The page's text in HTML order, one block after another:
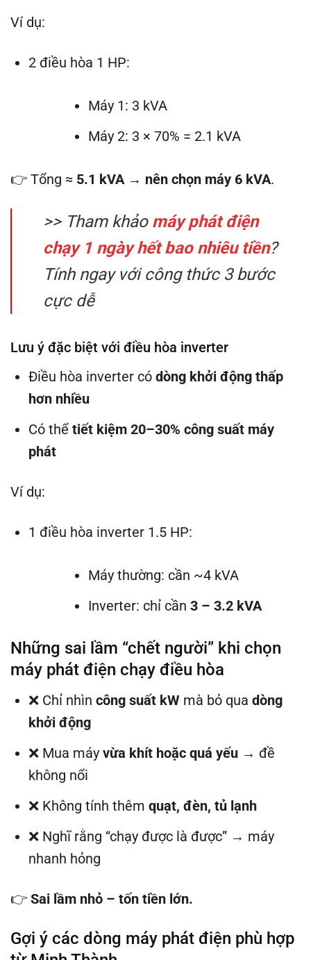
Ví dụ:
2 điều hòa 1 HP:
Máy 1: 3 kVA
Máy 2: 3 × 70% = 2.1 kVA
👉 Tổng ≈ 5.1 kVA→ nên chọn máy 6 kVA.
>> Tham khảo máy phát điện
chạy 1 ngày hết bao nhiêu tiền?
Tính ngay với công thức 3 bước
cực dễ
Lưu ý đặc biệt với điều hòa inverter
Điều hòa inverter có dòng khởi động thấp
hơn nhiều
Có thể tiết kiệm 20–30% công suất máy
phát
Ví dụ:
1 điều hòa inverter 1.5 HP:
Máy thường: cần ~4 kVA
Inverter: chỉ cần 3 – 3.2 kVA
Những sai lầm “chết người” khi chọn
máy phát điện chạy điều hòa
❌ Chỉ nhìn công suất kW mà bỏ qua dòng
khởi động
❌ Mua máy vừa khít hoặc quá yếu → đề
không nổi
❌ Không tính thêm quạt, đèn, tủ lạnh
❌ Nghĩ rằng “chạy được là được” → máy
nhanh hỏng
👉 Sai lầm nhỏ – tốn tiền lớn.
Gợi ý các dòng máy phát điện phù hợp